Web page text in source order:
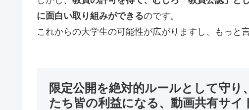
に面白い取り組みができるのです。
これからの大学生の可能性が広がりますし、もっと
限定公開を絶対的ルールとして守
たち皆の利益になる、動画共有サイ